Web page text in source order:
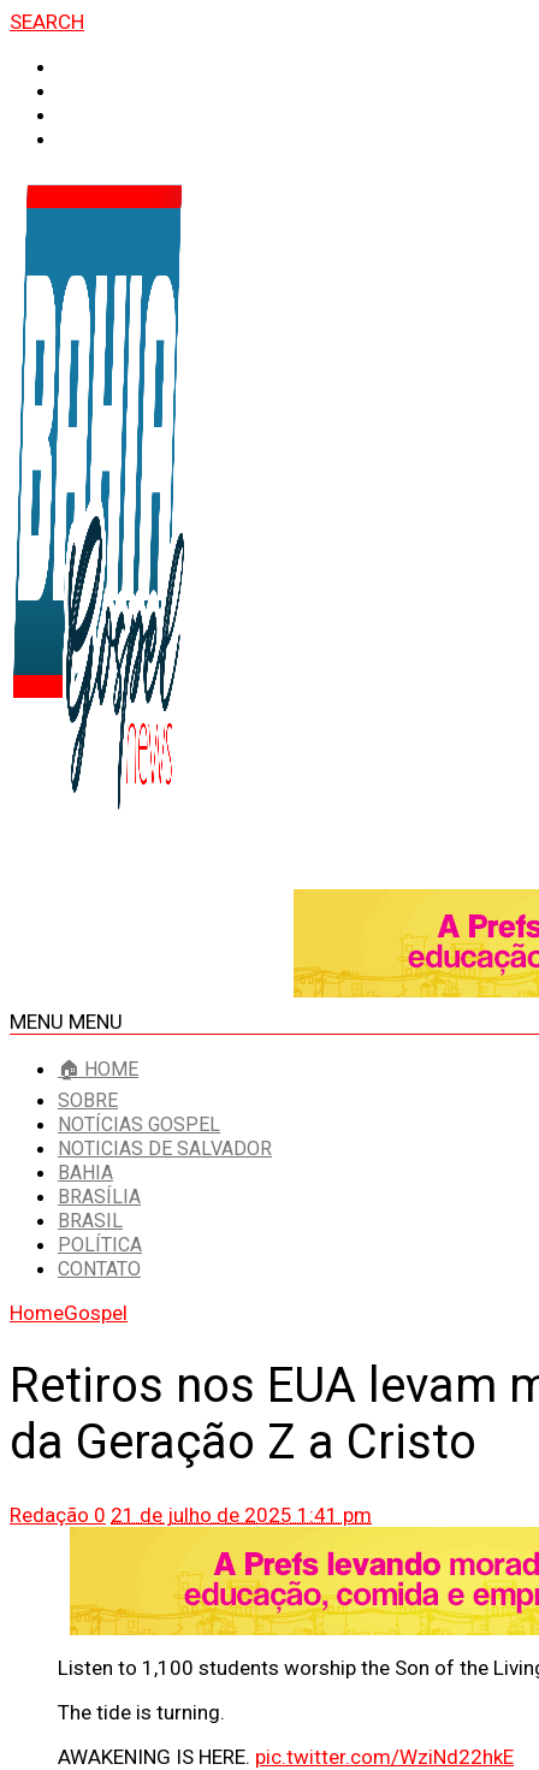
SEARCH
MENU MENU
🏠 HOME
SOBRE
NOTÍCIAS GOSPEL
NOTICIAS DE SALVADOR
BAHIA
BRASÍLIA
BRASIL
POLÍTICA
CONTATO
HomeGospel
Retiros nos EUA levam
da Geração Z a Cristo
Redação 0 21 de julho de 2025 1:41 pm
Listen to 1,100 students worship the Son of the
The tide is turning.
AWAKENING IS HERE. pic.twitter.com/WziNd22hkE